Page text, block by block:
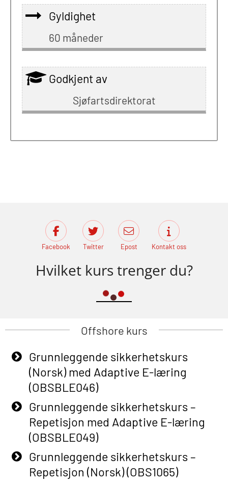
Gyldighet
60 måneder
Godkjent av
Sjøfartsdirektorat
Facebook Twitter Epost Kontakt oss
Hvilket kurs trenger du?
Offshore kurs
Grunnleggende sikkerhetskurs
(Norsk) med Adaptive E-læring
(OBSBLE046)
Grunnleggende sikkerhetskurs –
Repetisjon med Adaptive E-læring
(OBSBLE049)
Grunnleggende sikkerhetskurs –
Repetisjon (Norsk) (OBS1065)